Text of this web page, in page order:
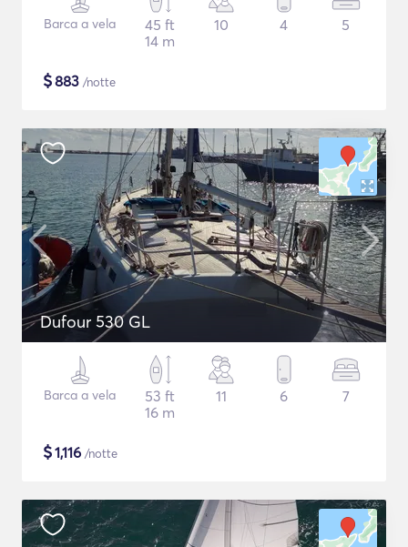
Barca a vela
45 ft
14 m
10 4 5
$883 /notte
Dufour 530 GL
Barca a vela
53 ft
16 m
11 6 7
$1,116 /notte